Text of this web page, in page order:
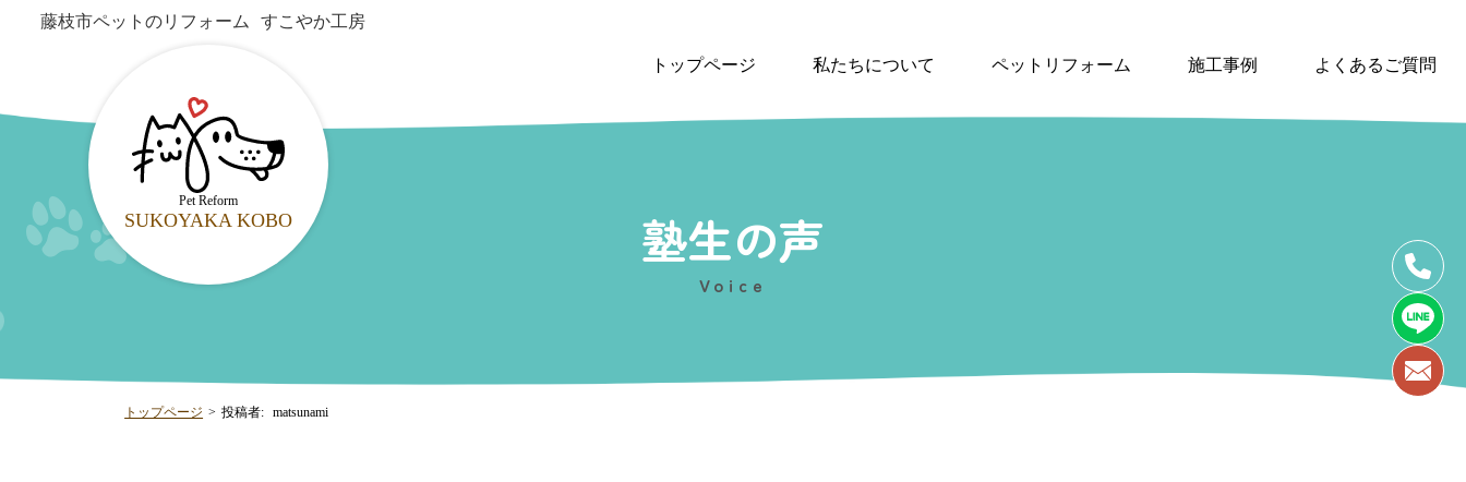
藤枝市ペットのリフォーム すこやか工房
Pet Reform
SUKOYAKA KOBO
トップページ 私たちについて ペットリフォーム 施工事例 よくあるご質問
塾生の声
Voice
トップページ > 投稿者: matsunami